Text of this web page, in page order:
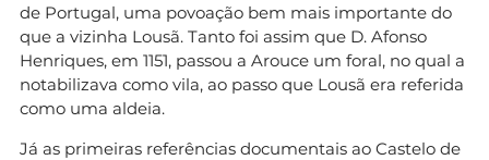
de Portugal, uma povoação bem mais importante do
que a vizinha Lousã. Tanto foi assim que D. Afonso
Henriques, em 1151, passou a Arouce um foral, no qual a
notabilizava como vila, ao passo que Lousã era referida
como uma aldeia.
Já as primeiras referências documentais ao Castelo de